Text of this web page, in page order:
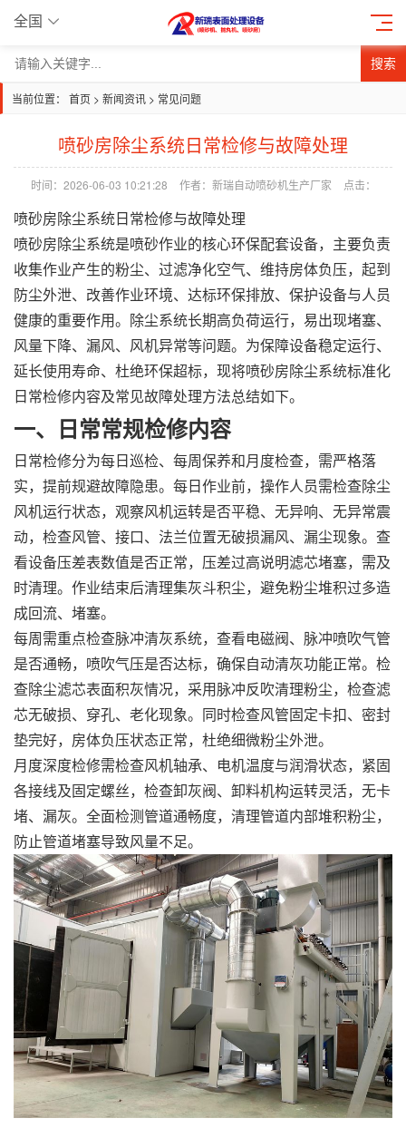
全国
搜索
当前位置： 首页 > 新闻资讯 > 常见问题
喷砂房除尘系统日常检修与故障处理
时间：2026-06-03 10:21:28 作者：新瑞自动喷砂机生产厂家 点击：
喷砂房除尘系统日常检修与故障处理
喷砂房除尘系统是喷砂作业的核心环保配套设备，主要负责
收集作业产生的粉尘、过滤净化空气、维持房体负压，起到
防尘外泄、改善作业环境、达标环保排放、保护设备与人员
健康的重要作用。除尘系统长期高负荷运行，易出现堵塞、
风量下降、漏风、风机异常等问题。为保障设备稳定运行、
延长使用寿命、杜绝环保超标，现将喷砂房除尘系统标准化
日常检修内容及常见故障处理方法总结如下。
一、日常常规检修内容
日常检修分为每日巡检、每周保养和月度检查，需严格落
实，提前规避故障隐患。每日作业前，操作人员需检查除尘
风机运行状态，观察风机运转是否平稳、无异响、无异常震
动，检查风管、接口、法兰位置无破损漏风、漏尘现象。查
看设备压差表数值是否正常，压差过高说明滤芯堵塞，需及
时清理。作业结束后清理集灰斗积尘，避免粉尘堆积过多造
成回流、堵塞。
每周需重点检查脉冲清灰系统，查看电磁阀、脉冲喷吹气管
是否通畅，喷吹气压是否达标，确保自动清灰功能正常。检
查除尘滤芯表面积灰情况，采用脉冲反吹清理粉尘，检查滤
芯无破损、穿孔、老化现象。同时检查风管固定卡扣、密封
垫完好，房体负压状态正常，杜绝细微粉尘外泄。
月度深度检修需检查风机轴承、电机温度与润滑状态，紧固
各接线及固定螺丝，检查卸灰阀、卸料机构运转灵活，无卡
堵、漏灰。全面检测管道通畅度，清理管道内部堆积粉尘，
防止管道堵塞导致风量不足。